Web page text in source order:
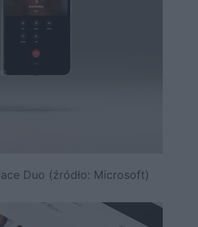
Duo (źródło: Microsoft)